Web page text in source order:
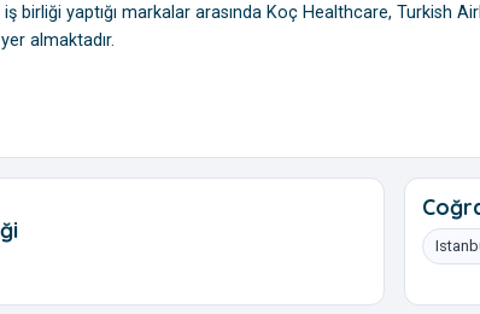
iş birliği yaptığı markalar arasında Koç Healthcare, Turkish
almaktadır.